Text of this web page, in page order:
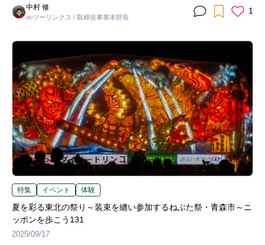
中村 修
㈱ツーリンクス / 取締役事業本部長
1
特集 イベント 体験
夏を彩る東北の祭り～装束を纏い参加するねぶた祭・青森市～ニ
ッポンを歩こう131
2025/09/17